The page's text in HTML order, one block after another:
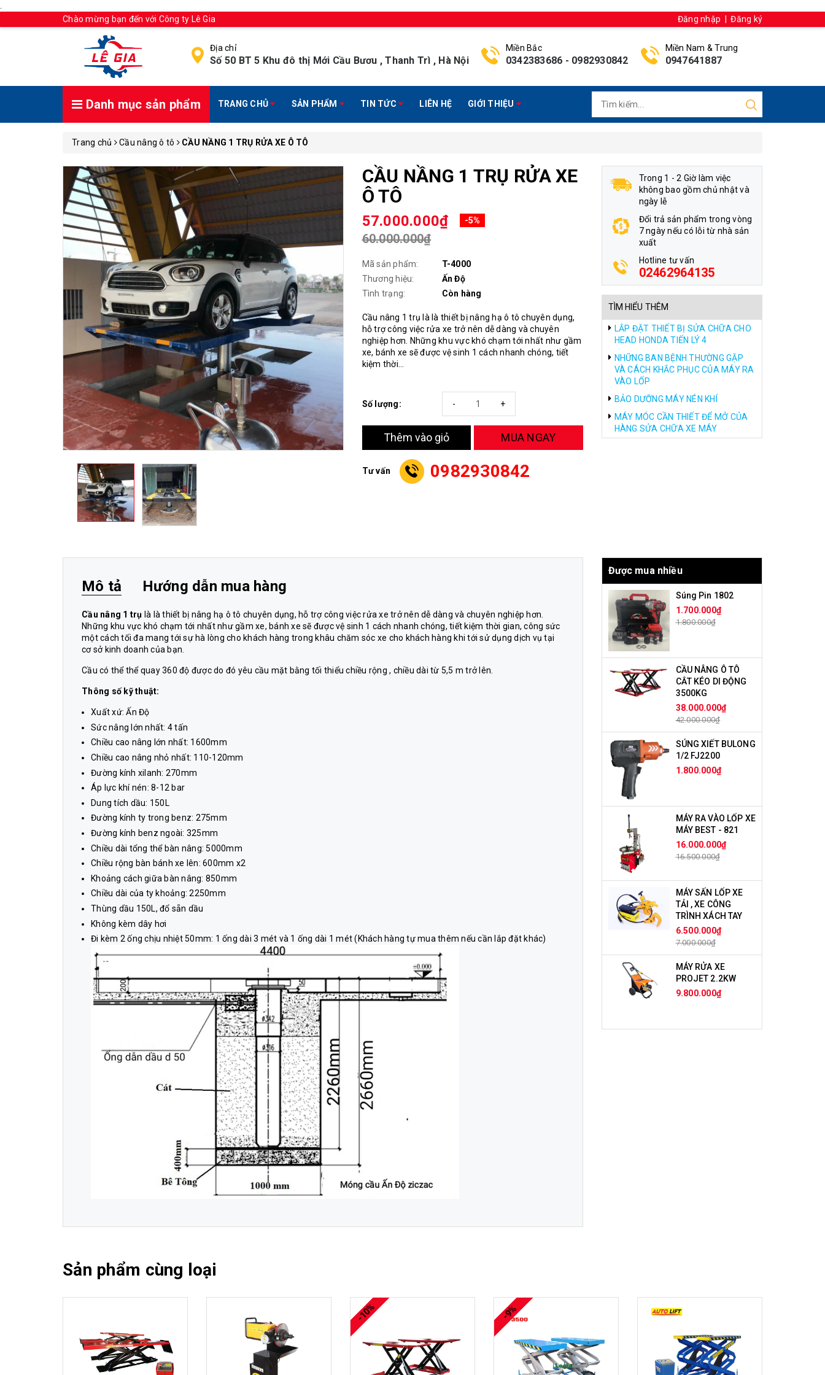
Chào mừng bạn đến với Công ty Lê Gia
Đăng nhập Đăng ký
Địa chỉ
Số 50 BT 5 Khu đô thị Mới Cầu Bươu , Thanh Trì , Hà Nội
Miền Bắc
0342383686 - 0982930842
Miền Nam & Trung
0947641887
Danh mục sản phẩm TRANG CHỦ SẢN PHẨM TIN TỨC LIÊN HỆ GIỚI THIỆU
Trang chủ Cầu nâng ô tô CẦU NẦNG 1 TRỤ RỬA XE Ô TÔ
CẦU NẦNG 1 TRỤ RỬA XE
Ô TÔ
57.000.000₫ -5%
60.000.000₫
Mã sản phẩm:
T-4000
Thương hiệu:
Ấn Độ
Tình trạng:
Còn hàng
Cầu nâng 1 trụ là là thiết bị nâng hạ ô tô chuyên dụng,
hỗ trợ công việc rửa xe trở nên dễ dàng và chuyên
nghiệp hơn. Những khu vực khó chạm tới nhất như gầm
xe, bánh xe sẽ được vệ sinh 1 cách nhanh chóng, tiết
kiệm thời...
Số lượng: +
-
Thêm vào giỏ MUA NGAY
Tư vấn 0982930842
Trong 1 - 2 Giờ làm việc
không bao gồm chủ nhật và
ngày lễ
Đổi trả sản phẩm trong vòng
7 ngày nếu có lỗi từ nhà sản
xuất
Hotline tư vấn
02462964135
TÌM HIỂU THÊM
LẮP ĐẶT THIẾT BỊ SỬA CHỮA CHO
HEAD HONDA TIẾN LÝ 4
NHỮNG BAN BỆNH THƯỜNG GẶP
VÀ CÁCH KHẮC PHỤC CỦA MÁY RA
VÀO LỐP
BẢO DƯỠNG MÁY NÉN KHÍ
MÁY MÓC CẦN THIẾT ĐỂ MỞ CỦA
HÀNG SỬA CHỮA XE MÁY
Mô tả Hướng dẫn mua hàng
Cầu nâng 1 trụ là là thiết bị nâng hạ ô tô chuyên dụng, hỗ trợ công việc rửa xe trở nên dễ dàng và chuyên nghiệp hơn.
Những khu vực khó chạm tới nhất như gầm xe, bánh xe sẽ được vệ sinh 1 cách nhanh chóng, tiết kiệm thời gian, công sức
một cách tối đa mang tới sự hà lòng cho khách hàng trong khâu chăm sóc xe cho khách hàng khi tới sử dụng dịch vụ tại
cơ sở kinh doanh của bạn.
Cầu có thể thể quay 360 độ được do đó yêu cầu mặt bằng tối thiểu chiều rộng , chiều dài từ 5,5 m trở lên.
Thông số kỹ thuật:
Xuất xứ: Ấn Độ
Sức nâng lớn nhất: 4 tấn
Chiều cao nâng lớn nhất: 1600mm
Chiều cao nâng nhỏ nhất: 110-120mm
Đường kính xilanh: 270mm
Áp lực khí nén: 8-12 bar
Dung tích dầu: 150L
Đường kính ty trong benz: 275mm
Đường kính benz ngoài: 325mm
Chiều dài tổng thể bàn nâng: 5000mm
Chiều rộng bàn bánh xe lên: 600mm x2
Khoảng cách giữa bàn nâng: 850mm
Chiều dài của ty khoảng: 2250mm
Thùng dầu 150L, đổ sẵn dầu
Không kèm dây hơi
Đi kèm 2 ống chịu nhiệt 50mm: 1 ống dài 3 mét và 1 ống dài 1 mét (Khách hàng tự mua thêm nếu cần lắp đặt khác)
Được mua nhiều
Súng Pin 1802
1.700.000₫
1.800.000₫
CẦU NÂNG Ô TÔ
CẮT KÉO DI ĐỘNG
3500KG
38.000.000₫
42.000.000₫
SÚNG XIẾT BULONG
1/2 FJ2200
1.800.000₫
MÁY RA VÀO LỐP XE
MÁY BEST - 821
16.000.000₫
16.500.000₫
MÁY SẤN LỐP XE
TẢI , XE CÔNG
TRÌNH XÁCH TAY
6.500.000₫
7.000.000₫
MÁY RỬA XE
PROJET 2.2KW
9.800.000₫
Sản phẩm cùng loại
-10% -9%